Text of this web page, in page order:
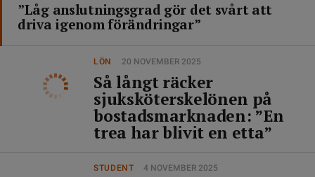
”Låg anslutningsgrad gör det svårt att
driva igenom förändringar”
LÖN 20 NOVEMBER 2025
Så långt räcker
sjuksköterskelönen på
bostadsmarknaden: ”En
trea har blivit en etta”
STUDENT 4 NOVEMBER 2025